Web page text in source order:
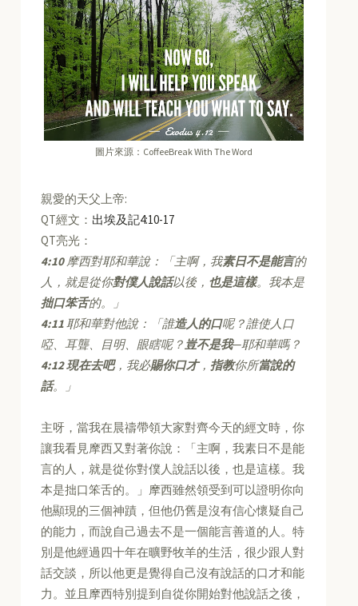
圖片來源：CoffeeBreak With The Word
親愛的天父上帝:
QT經文： 出埃及記4:10-17
QT亮光：
4:10摩西對耶和華說：「主啊，我素日不是能言的
人，就是從你對僕人說話以後， 也是這樣。我本是
拙口笨舌的。」
4:11耶和華對他說：「誰造人的口呢？誰使人口
啞、耳聾、目明、眼瞎呢？豈不是我─耶和華嗎？
4:12現在去吧，我必賜你口才， 指教你所當說的
話。」
主呀，當我在晨禱帶領大家對齊今天的經文時，你
讓我看見摩西又對著你說：「主啊，我素日不是能
言的人，就是從你對僕人說話以後，也是這樣。我
本是拙口笨舌的。」摩西雖然領受到可以證明你向
他顯現的三個神蹟，但他仍舊是沒有信心懷疑自己
的能力，而說自己過去不是一個能言善道的人。特
別是他經過四十年在曠野牧羊的生活，很少跟人對
話交談，所以他更是覺得自己沒有說話的口才和能
力。並且摩西特別提到自從你開始對他說話之後，